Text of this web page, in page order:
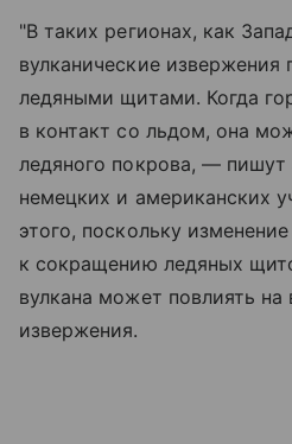
"В таких регионах, как
вулканические извержения
ледяными щитами. Когда
в контакт со льдом, она
ледяного покрова, — пишут
немецких и американских
этого, поскольку
к сокращению ледяных
вулкана может повлиять на
извержения.